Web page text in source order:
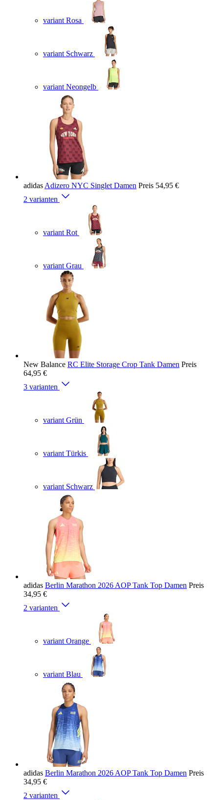
variant Rosa
variant Schwarz
variant Neongelb
adidas Adizero NYC Singlet Damen Preis 54,95 €
2 varianten
variant Rot
variant Grau
New Balance RC Elite Storage Crop Tank Damen Preis
64,95 €
3 varianten
variant Grün
variant Türkis
variant Schwarz
adidas Berlin Marathon 2026 AOP Tank Top Damen Preis
34,95 €
2 varianten
variant Orange
variant Blau
adidas Berlin Marathon 2026 AOP Tank Top Damen Preis
34,95 €
2 varianten